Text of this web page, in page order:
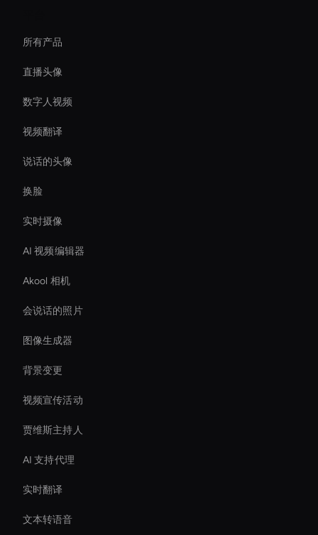
所有产品
直播头像
数字人视频
视频翻译
说话的头像
换脸
实时摄像
AI 视频编辑器
Akool 相机
会说话的照片
图像生成器
背景变更
视频宣传活动
贾维斯主持人
AI 支持代理
实时翻译
文本转语音